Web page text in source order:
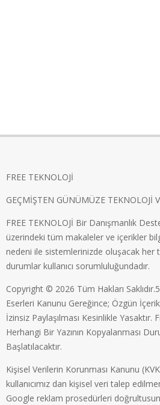
FREE TEKNOLOJİ
GEÇMİŞTEN GÜNÜMÜZE TEKNOLOJİ
FREE TEKNOLOJİ Bir Danışmanlık
üzerindeki tüm makaleler ve içerikler
nedeni ile sistemlerinizde oluşacak her
durumlar kullanıcı sorumluluğundadır.
Copyright © 2026 Tüm Hakları
Eserleri Kanunu Gereğince; Özgün
İzinsiz Paylaşılması Kesinlikle Yasaktır.
Herhangi Bir Yazının Kopyalanması
Başlatılacaktır.
Kişisel Verilerin Korunması Kanunu
kullanıcımız dan kişisel veri talep
Google reklam prosedürleri